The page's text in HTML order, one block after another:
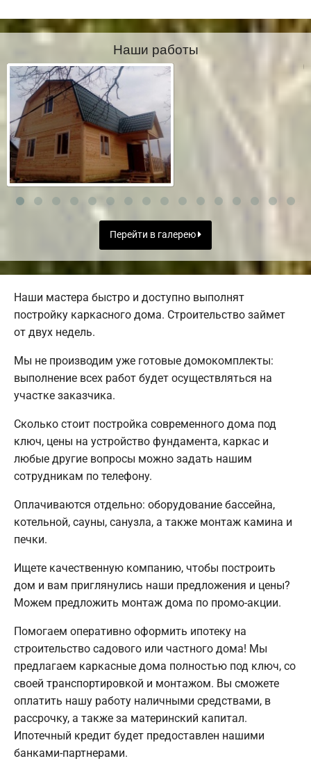
Наши работы
Перейти в галерею
Наши мастера быстро и доступно выполнят
постройку каркасного дома. Строительство займет
от двух недель.
Мы не производим уже готовые домокомплекты:
выполнение всех работ будет осуществляться на
участке заказчика.
Сколько стоит постройка современного дома под
ключ, цены на устройство фундамента, каркас и
любые другие вопросы можно задать нашим
сотрудникам по телефону.
Оплачиваются отдельно: оборудование бассейна,
котельной, сауны, санузла, а также монтаж камина и
печки.
Ищете качественную компанию, чтобы построить
дом и вам приглянулись наши предложения и цены?
Можем предложить монтаж дома по промо-акции.
Помогаем оперативно оформить ипотеку на
строительство садового или частного дома! Мы
предлагаем каркасные дома полностью под ключ, со
своей транспортировкой и монтажом. Вы сможете
оплатить нашу работу наличными средствами, в
рассрочку, а также за материнский капитал.
Ипотечный кредит будет предоставлен нашими
банками-партнерами.